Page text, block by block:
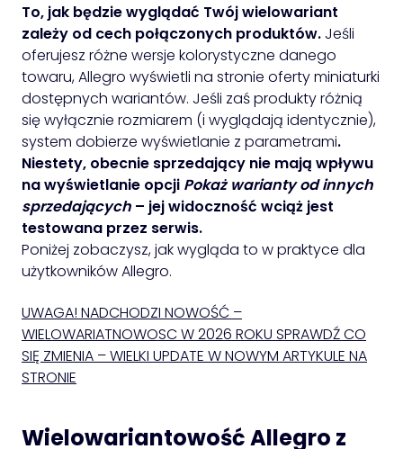
To, jak będzie wyglądać Twój wielowariant
zależy od cech połączonych produktów. Jeśli
oferujesz różne wersje kolorystyczne danego
towaru, Allegro wyświetli na stronie oferty miniaturki
dostępnych wariantów. Jeśli zaś produkty różnią
się wyłącznie rozmiarem (i wyglądają identycznie),
system dobierze wyświetlanie z parametrami.
Niestety, obecnie sprzedający nie mają wpływu
na wyświetlanie opcji Pokaż warianty od innych
sprzedających – jej widoczność wciąż jest
testowana przez serwis.
Poniżej zobaczysz, jak wygląda to w praktyce dla
użytkowników Allegro.
UWAGA! NADCHODZI NOWOŚĆ –
WIELOWARIATNOWOSC W 2026 ROKU SPRAWDŹ CO
SIĘ ZMIENIA – WIELKI UPDATE W NOWYM ARTYKULE NA
STRONIE
Wielowariantowość Allegro z